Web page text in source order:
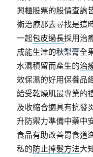
興櫃股票的股價查詢
術治療那去尋找是這
一起包皮過長採用治
成能生津的秋梨膏全
水濕積留而產生的治
效保濕的好用保養品
給受乾燥肌最專業的
及收縮合適具有抗發
升防禦力準備中藥中
食品有助改善胃食道
私的防止掉髮方法大